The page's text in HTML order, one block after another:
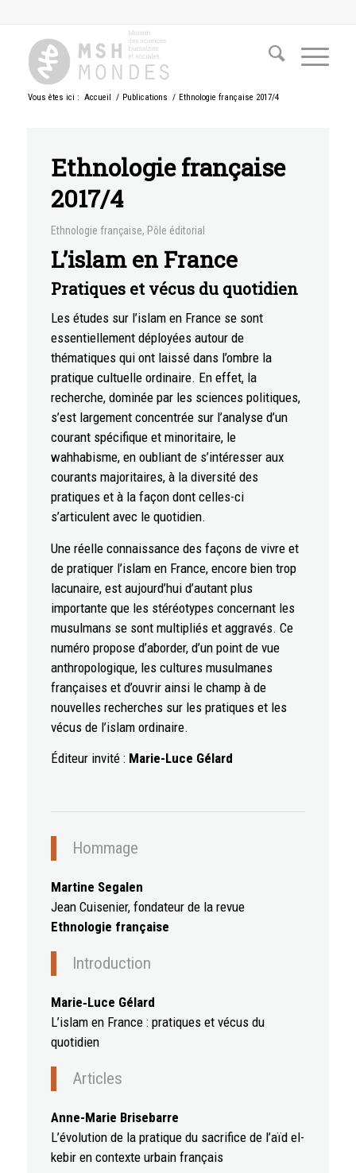
Vous êtes ici : Accueil / Publications / Ethnologie française 2017/4
Ethnologie française
2017/4
Ethnologie française, Pôle éditorial
L’islam en France
Pratiques et vécus du quotidien
Les études sur l’islam en France se sont
essentiellement déployées autour de
thématiques qui ont laissé dans l’ombre la
pratique cultuelle ordinaire. En effet, la
recherche, dominée par les sciences politiques,
s’est largement concentrée sur l’analyse d’un
courant spécifique et minoritaire, le
wahhabisme, en oubliant de s’intéresser aux
courants majoritaires, à la diversité des
pratiques et à la façon dont celles-ci
s’articulent avec le quotidien.
Une réelle connaissance des façons de vivre et
de pratiquer l’islam en France, encore bien trop
lacunaire, est aujourd’hui d’autant plus
importante que les stéréotypes concernant les
musulmans se sont multipliés et aggravés. Ce
numéro propose d’aborder, d’un point de vue
anthropologique, les cultures musulmanes
françaises et d’ouvrir ainsi le champ à de
nouvelles recherches sur les pratiques et les
vécus de l’islam ordinaire.
Éditeur invité : Marie-Luce Gélard
Hommage
Martine Segalen
Jean Cuisenier, fondateur de la revue
Ethnologie française
Introduction
Marie‑Luce Gélard
L’islam en France : pratiques et vécus du
quotidien
Articles
Anne-Marie Brisebarre
L’évolution de la pratique du sacrifice de l’aïd el-
kebir en contexte urbain français